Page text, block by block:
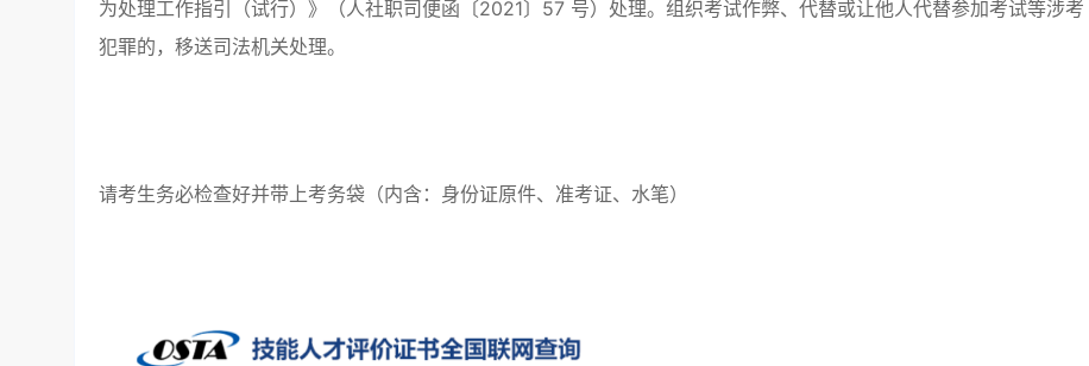
为处理工作指引（试行）》（人社职司便函〔2021〕57 号）处理。组织考试作弊、代替或让他人代替参加考试等涉考
犯罪的，移送司法机关处理。
请考生务必检查好并带上考务袋（内含：身份证原件、准考证、水笔）